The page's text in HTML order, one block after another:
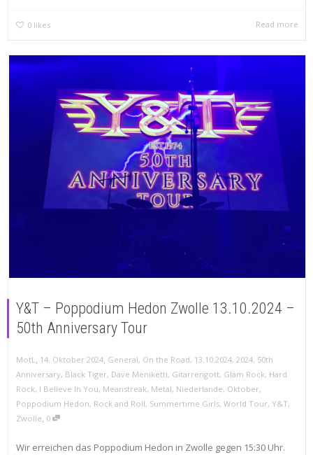
0 likes Read more
Y&T – Poppodium Hedon Zwolle 13.10.2024 –
50th Anniversary Tour
MotL, 14. Oktober 2024, General, On the Road, 13.10.2024, 2024, 50th
Anniversary, Black Tiger, Dave Meniketti, Gitarrengott, Glam Rock, Hard
Rock, I Believe In You, Meanstreak, Metal, Niederlande, Oktober,
Poppodium Hedon, Rock and Roll, Summertime Girls, World Tour, Y&T,
Zwolle, 0
Wir erreichen das Poppodium Hedon in Zwolle gegen 15:30 Uhr.